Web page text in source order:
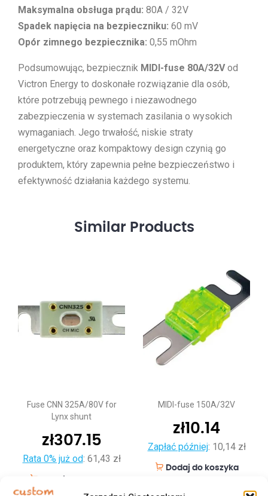
Maksymalna obsługa prądu: 80A / 32V
Spadek napięcia na bezpieczniku: 60 mV
Opór zimnego bezpiecznika: 0,55 mOhm
Podsumowując, bezpiecznik MIDI-fuse 80A/32Vod
Victron Energy to doskonałe rozwiązanie dla osób,
które potrzebują pewnego i niezawodnego
zabezpieczenia w systemach zasilania o wysokich
wymaganiach. Jego trwałość, niskie straty
energetyczne oraz kompaktowy design czynią go
produktem, który zapewnia pełne bezpieczeństwo i
efektywność działania każdego systemu.
Similar Products
Fuse CNN 325A/80V for
Lynx shunt
zł307.15
Rata 0% już od: 61,43 zł
MIDI-fuse 150A/32V
zł10.14
Zapłać później: 10,14 zł
Dodaj do koszyka